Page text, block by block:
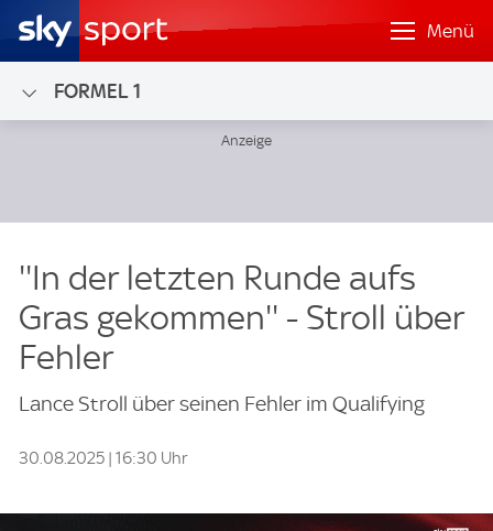
Menü
FORMEL 1
''In der letzten Runde aufs
Gras gekommen'' - Stroll über
Fehler
Lance Stroll über seinen Fehler im Qualifying
30.08.2025 | 16:30 Uhr